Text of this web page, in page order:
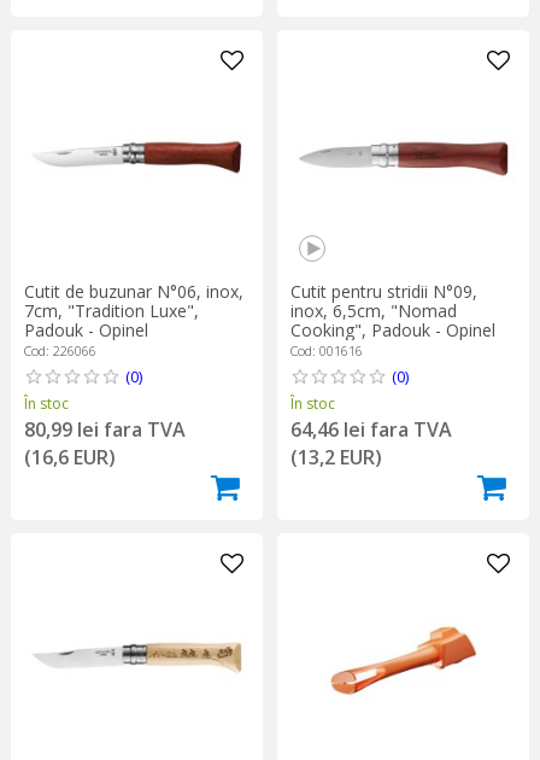
Cutit de buzunar N°06, inox,
7cm, "Tradition Luxe",
Padouk - Opinel
Cod: 226066
(0)
În stoc
80,99 lei fara TVA
(16,6 EUR)
Cutit pentru stridii N°09,
inox, 6,5cm, "Nomad
Cooking", Padouk - Opinel
Cod: 001616
(0)
În stoc
64,46 lei fara TVA
(13,2 EUR)